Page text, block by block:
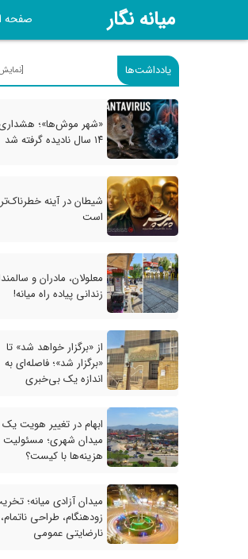
میانه نگار صفحه
یادداشت‌ها
«شهر موش‌ها»؛
۱۴ سال نادیده گرفته شد
شیطان در آینه خطرناک‌تر
است
معلولان، مادران و
زندانی پیاده راه میانه!
از «برگزار خواهد شد» تا
«برگزار شد»؛ فاصله‌ای به
اندازه یک بی‌خبری
ابهام در تغییر هویت یک
میدان شهری؛ مسئولیت
هزینه‌ها با کیست؟
میدان آزادی میانه؛
زودهنگام، طراحی ناتمام،
نارضایتی عمومی